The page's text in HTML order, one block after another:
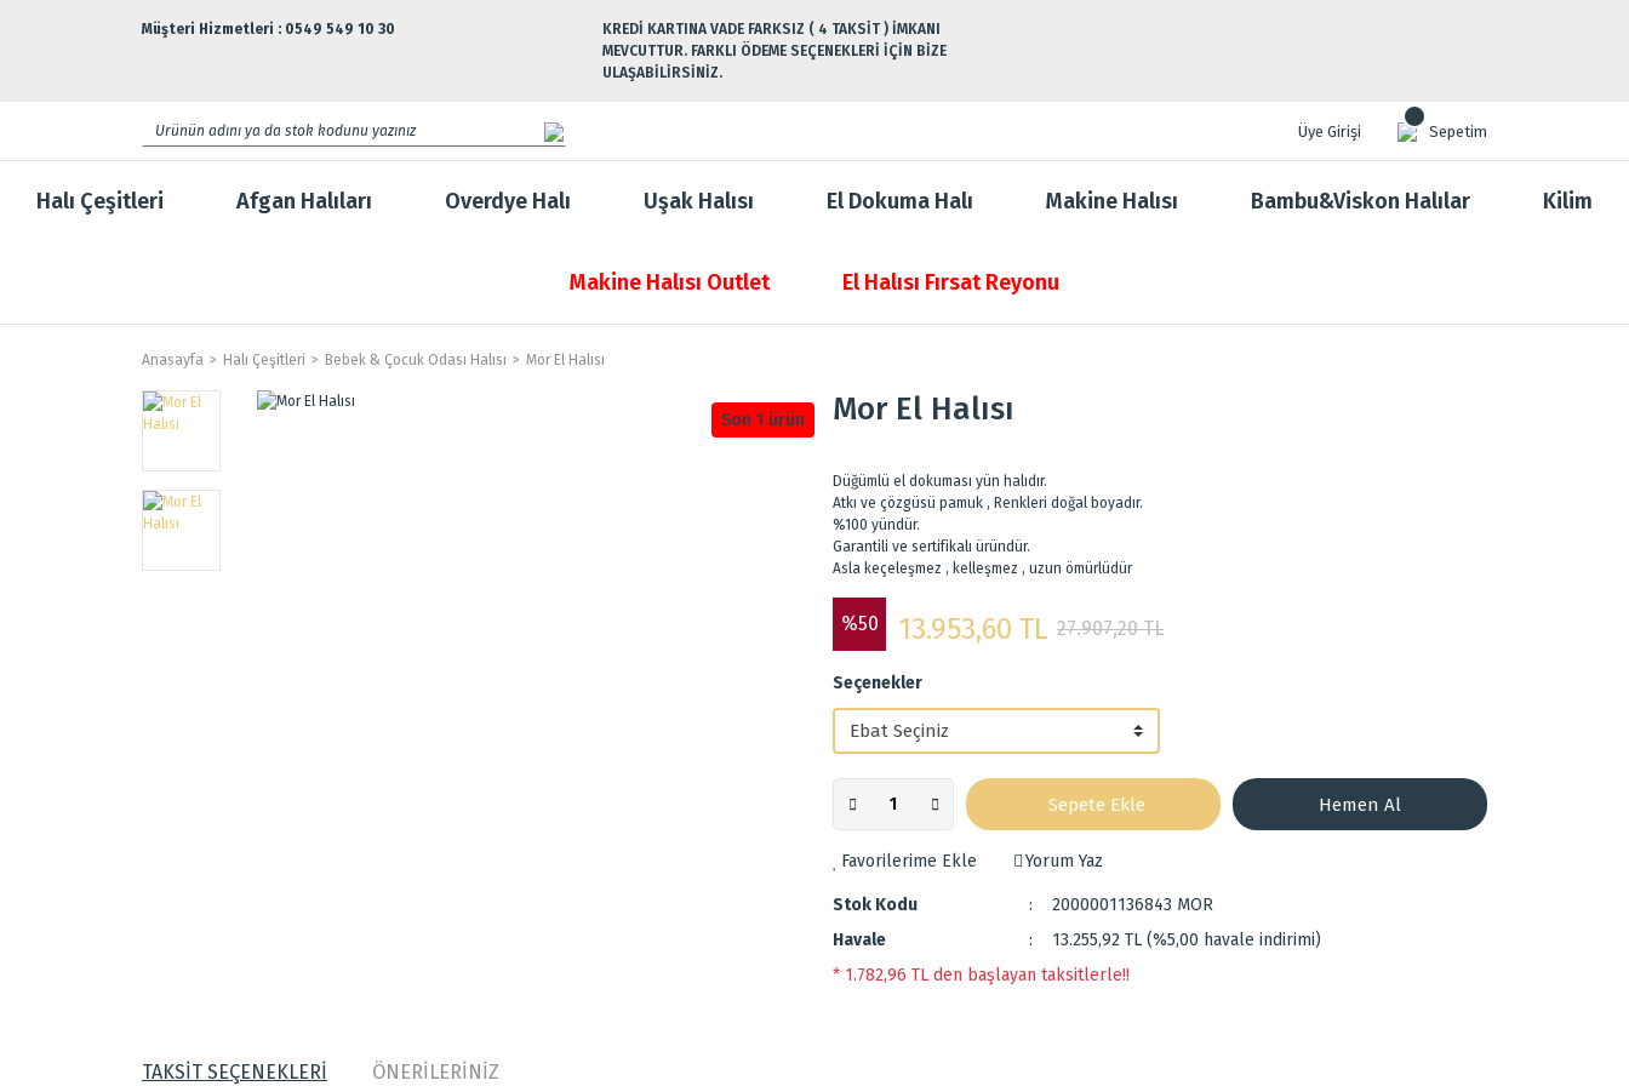
Müşteri Hizmetleri : 0549 549 10 30
KREDİ KARTINA VADE FARKSIZ ( 4 TAKSİT ) İMKANI
MEVCUTTUR. FARKLI ÖDEME SEÇENEKLERİ İÇİN BİZE
ULAŞABİLİRSİNİZ.
Üye Girişi Sepetim
Halı Çeşitleri Afgan Halıları Overdye Halı Uşak Halısı El Dokuma Halı Makine Halısı Bambu&Viskon Halılar Kilim
Makine Halısı Outlet El Halısı Fırsat Reyonu
Anasayfa Halı Çeşitleri Bebek & Çocuk Odası Halısı Mor El Halısı
Son 1 ürün Mor El Halısı
Düğümlü el dokuması yün halıdır.
Atkı ve çözgüsü pamuk , Renkleri doğal boyadır.
%100 yündür.
Garantili ve sertifikalı üründür.
Asla keçeleşmez , kelleşmez , uzun ömürlüdür
%50 13.953,60 TL 27.907,20 TL
Seçenekler
Sepete Ekle Hemen Al
Yorum Yaz
Stok Kodu
2000001136843 MOR
Havale
13.255,92 TL (%5,00 havale indirimi)
* 1.782,96 TL den başlayan taksitlerle!!
TAKSİT SEÇENEKLERİ ÖNERİLERİNİZ